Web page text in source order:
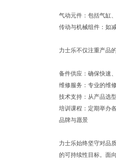
气动元件：包括气缸
传动与机械组件：如
力士乐不仅注重产品
备件供应：确保快速
维修服务：专业的维
技术支持：从产品选
培训课程：定期举办
品牌与愿景
力士乐始终坚守对品
的可持续性目标。面